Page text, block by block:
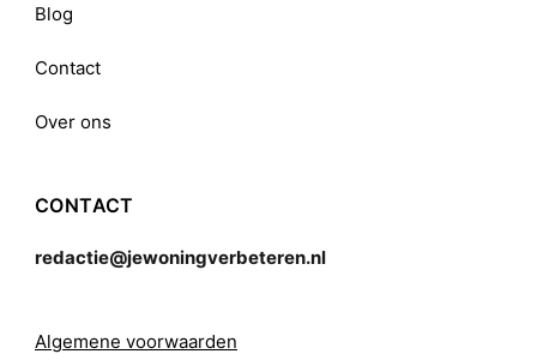
Blog
Contact
Over ons
CONTACT
redactie@jewoningverbeteren.nl
Algemene voorwaarden